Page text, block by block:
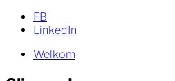
Welkom
FB
LinkedIn